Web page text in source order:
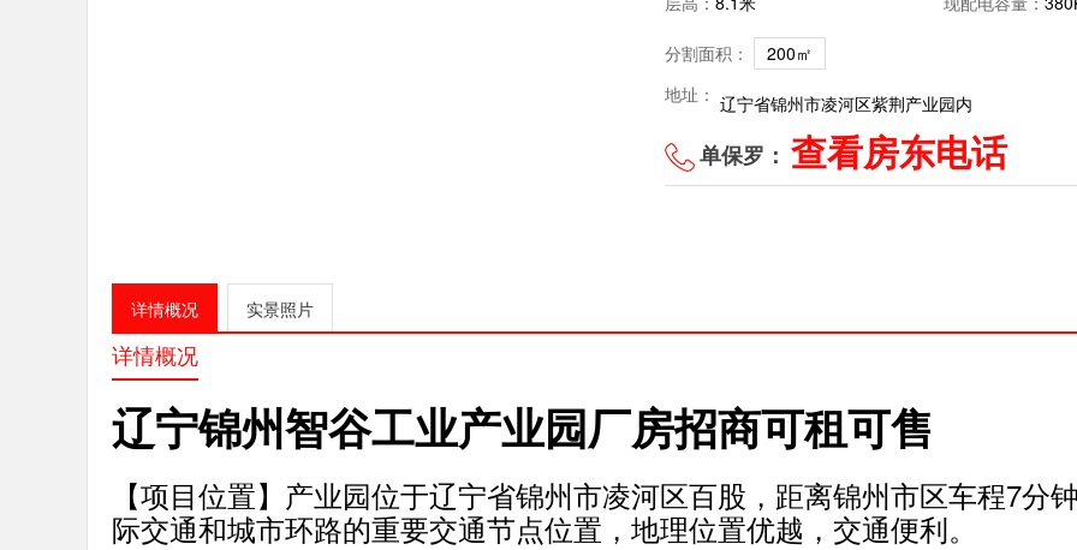
分割面积：
200㎡
地址： 辽宁省锦州市凌河区紫荆产业园内
单保罗： 查看房东电话
详情概况 实景照片
详情概况
辽宁锦州智谷工业产业园厂房招商可租可售
【项目位置】产业园位于辽宁省锦州市凌河区百股，距离锦州市区车程7分
际交通和城市环路的重要交通节点位置，地理位置优越，交通便利。